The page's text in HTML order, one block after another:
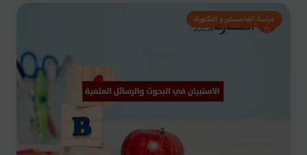
دراسة الماجستير و الدكتوراة